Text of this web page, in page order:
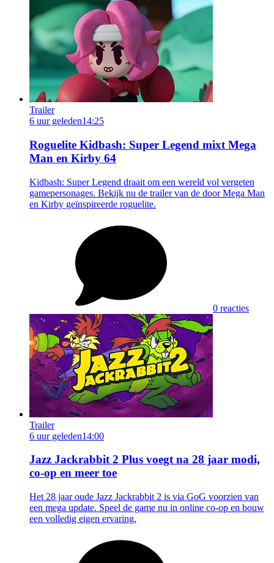
Trailer
6 uur geleden14:25
Roguelite Kidbash: Super Legend mixt Mega
Man en Kirby 64
Kidbash: Super Legend draait om een wereld vol vergeten
gamepersonages. Bekijk nu de trailer van de door Mega Man
en Kirby geïnspireerde roguelite.
0 reacties
Trailer
6 uur geleden14:00
Jazz Jackrabbit 2 Plus voegt na 28 jaar modi,
co-op en meer toe
Het 28 jaar oude Jazz Jackrabbit 2 is via GoG voorzien van
een mega update. Speel de game nu in online co-op en bouw
een volledig eigen ervaring.